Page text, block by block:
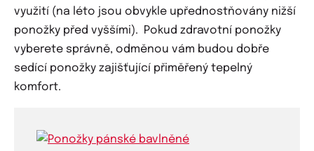
využití (na léto jsou obvykle upřednostňovány nižší
ponožky před vyššími). Pokud zdravotní ponožky
vyberete správně, odměnou vám budou dobře
sedící ponožky zajišťující přiměřený tepelný
komfort.